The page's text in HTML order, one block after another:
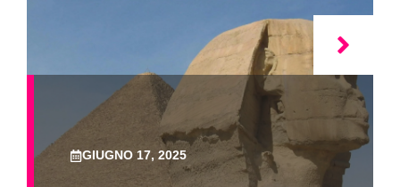
GIUGNO 17, 2025